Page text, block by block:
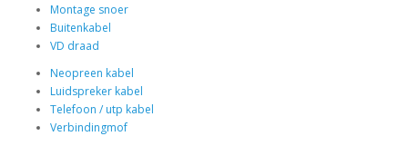
Montage snoer
Buitenkabel
VD draad
Neopreen kabel
Luidspreker kabel
Telefoon / utp kabel
Verbindingmof